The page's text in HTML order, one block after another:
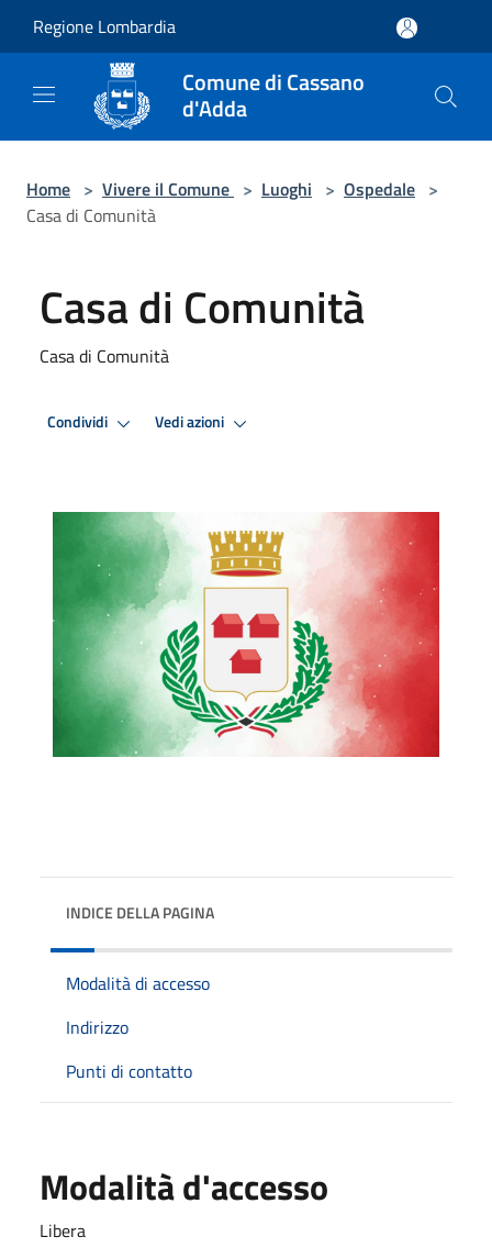
Regione Lombardia
Comune di Cassano
d'Adda
Home > Vivere il Comune > Luoghi > Ospedale >
Casa di Comunità
Casa di Comunità
Casa di Comunità
Condividi Vedi azioni
INDICE DELLA PAGINA
Modalità di accesso
Indirizzo
Punti di contatto
Modalità d'accesso
Libera